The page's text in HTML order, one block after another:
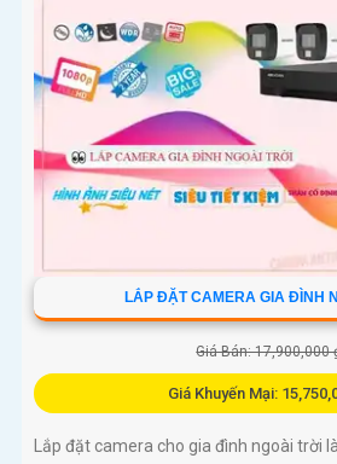
LẮP ĐẶT CAMERA GIA ĐÌNH
Giá Bán: 17,900,000
Giá Khuyến Mại:
Lắp đặt camera cho gia đình ngoài trời